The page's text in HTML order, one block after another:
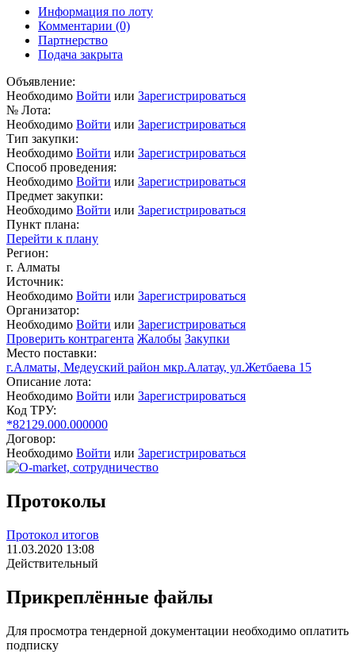
Информация по лоту
Комментарии (0)
Партнерство
Подача закрыта
Объявление:
Необходимо Войти или Зарегистрироваться
№ Лота:
Необходимо Войти или Зарегистрироваться
Тип закупки:
Необходимо Войти или Зарегистрироваться
Способ проведения:
Необходимо Войти или Зарегистрироваться
Предмет закупки:
Необходимо Войти или Зарегистрироваться
Пункт плана:
Перейти к плану
Регион:
г. Алматы
Источник:
Необходимо Войти или Зарегистрироваться
Организатор:
Необходимо Войти или Зарегистрироваться
Проверить контрагента Жалобы Закупки
Место поставки:
г.Алматы, Медеуский район мкр.Алатау, ул.Жетбаева 15
Описание лота:
Необходимо Войти или Зарегистрироваться
Код ТРУ:
*82129.000.000000
Договор:
Необходимо Войти или Зарегистрироваться
Протоколы
Протокол итогов
11.03.2020 13:08
Действительный
Прикреплённые файлы
Для просмотра тендерной документации необходимо оплатить
подписку